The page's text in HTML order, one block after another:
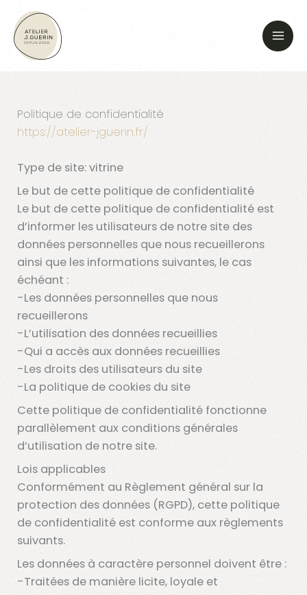
contenu
Politique de confidentialité
https://atelier-jguerin.fr/
Type de site: vitrine
Le but de cette politique de confidentialité
Le but de cette politique de confidentialité est
d’informer les utilisateurs de notre site des
données personnelles que nous recueillerons
ainsi que les informations suivantes, le cas
échéant :
-Les données personnelles que nous
recueillerons
-L’utilisation des données recueillies
-Qui a accès aux données recueillies
-Les droits des utilisateurs du site
-La politique de cookies du site
Cette politique de confidentialité fonctionne
parallèlement aux conditions générales
d’utilisation de notre site.
Lois applicables
Conformément au Règlement général sur la
protection des données (RGPD), cette politique
de confidentialité est conforme aux règlements
suivants.
Les données à caractère personnel doivent être :
-Traitées de manière licite, loyale et